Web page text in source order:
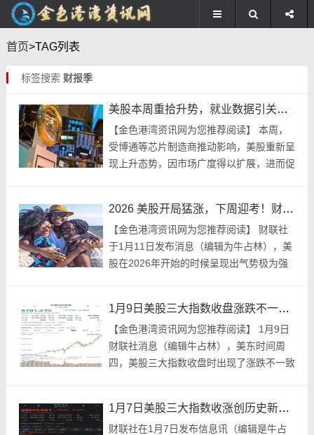
首页>TAG列表
标签搜索 财报季
美股本周重拾升势，就业数据引关注，降息预期小幅降温
【金色港湾资讯网为您推荐阅读】 本周，
受博通等芯片制造商推动影响，美股重新呈
现上升态势，因市场广度得以扩展，进而促
热的状态...
2026 美股开局猛涨，下周迎考！财报季、通胀数据将公布
【金色港湾资讯网为您推荐阅读】 财联社
于1月11日发布消息（编辑为牛占林），美
股在2026年开始的时候呈现出气势极为强
正式地...
1月9日美股三大指数收盘涨跌不一，市场平淡为财报季布局
【金色港湾资讯网为您推荐阅读】 1月9日
财联社消息（编辑牛占林），美东时间周
四，美股三大指数收盘时出现了涨跌不一致
一因素的刺...
1月7日美股三大指数收涨创历史新高，AI热潮下半导体领涨
财联社在1月7日发布信息讯（编辑是牛占